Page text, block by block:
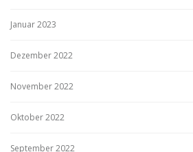
Januar 2023
Dezember 2022
November 2022
Oktober 2022
September 2022